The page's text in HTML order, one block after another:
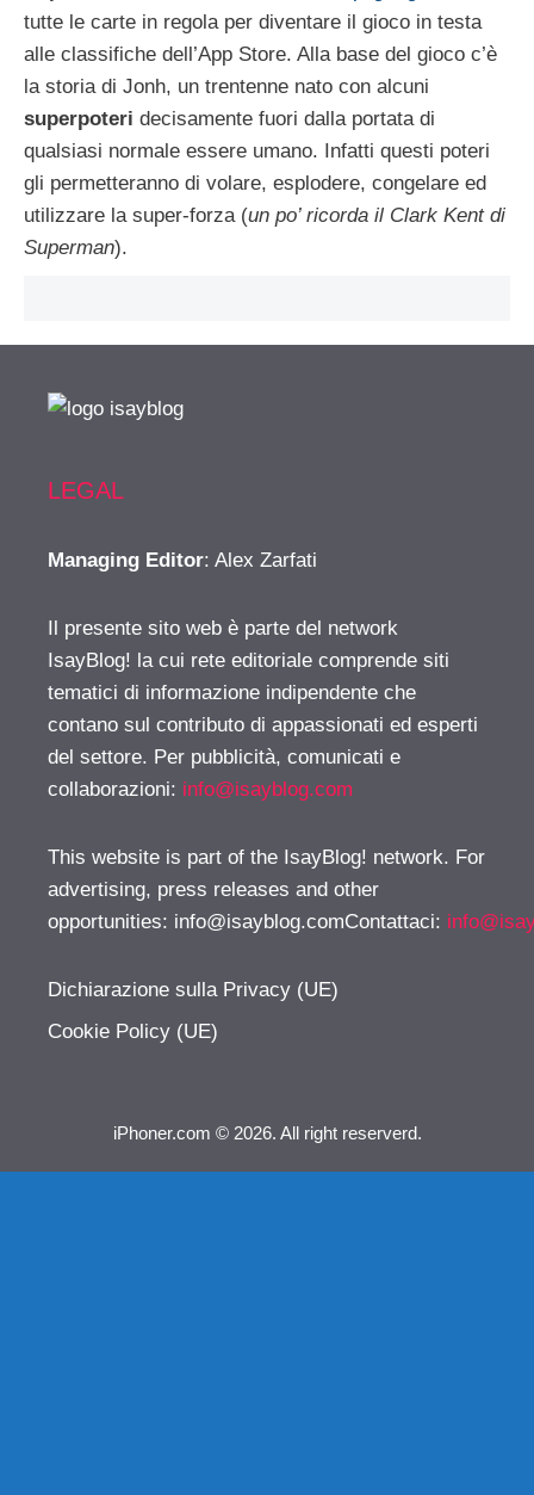
tutte le carte in regola per diventare il gioco in testa
alle classifiche dell’App Store. Alla base del gioco c’è
la storia di Jonh, un trentenne nato con alcuni
superpoteri decisamente fuori dalla portata di
qualsiasi normale essere umano. Infatti questi poteri
gli permetteranno di volare, esplodere, congelare ed
utilizzare la super-forza (un po’ ricorda il Clark Kent di
Superman).
LEGAL
Managing Editor: Alex Zarfati
Il presente sito web è parte del network
IsayBlog! la cui rete editoriale comprende siti
tematici di informazione indipendente che
contano sul contributo di appassionati ed esperti
del settore. Per pubblicità, comunicati e
collaborazioni: info@isayblog.com
This website is part of the IsayBlog! network. For
advertising, press releases and other
opportunities: info@isayblog.comContattaci:
Dichiarazione sulla Privacy (UE)
Cookie Policy (UE)
iPhoner.com © 2026. All right reserverd.